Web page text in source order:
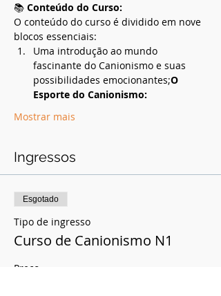
📚 Conteúdo do Curso:
O conteúdo do curso é dividido em nove
blocos essenciais:
Uma introdução ao mundo
fascinante do Canionismo e suas
possibilidades emocionantes;O
Esporte do Canionismo:
Mostrar mais
Ingressos
Esgotado
Tipo de ingresso
Curso de Canionismo N1
Preço